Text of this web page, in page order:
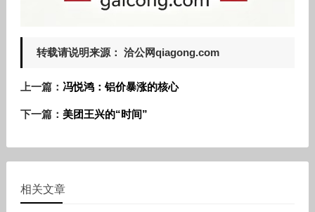
转载请说明来源： 洽公网qiagong.com
上一篇： 冯悦鸿：铝价暴涨的核心
下一篇： 美团王兴的“时间”
相关文章